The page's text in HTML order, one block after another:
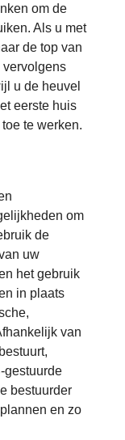
om de
Als u met
de top van
vervolgens
u de heuvel
eerste huis
te werken.
om
de
uw
het gebruik
in plaats
van
gestuurde
bestuurder
en zo